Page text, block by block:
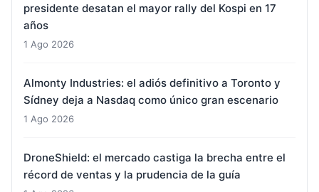
presidente desatan el mayor rally del Kospi en 17
años
1 Ago 2026
Almonty Industries: el adiós definitivo a Toronto y
Sídney deja a Nasdaq como único gran escenario
1 Ago 2026
DroneShield: el mercado castiga la brecha entre el
récord de ventas y la prudencia de la guía